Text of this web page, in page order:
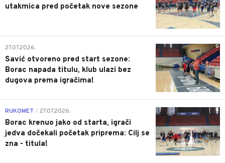
utakmica pred početak nove sezone
0
27.07.2026.
Savić otvoreno pred start sezone:
Borac napada titulu, klub ulazi bez
dugova prema igračima!
0
RUKOMET 27.07.2026.
Borac krenuo jako od starta, igrači
jedva dočekali početak priprema: Cilj se
zna - titula!